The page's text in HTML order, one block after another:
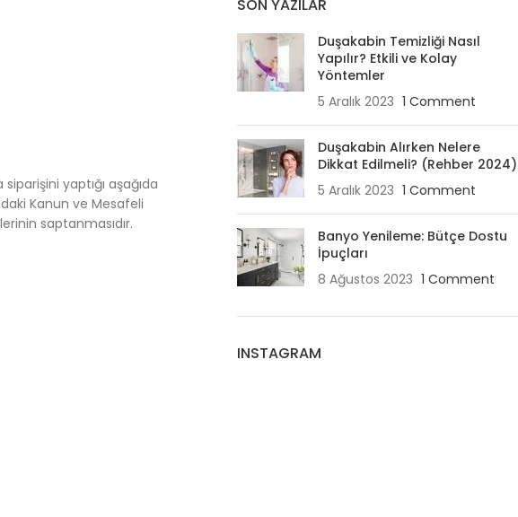
yaptığı aşağıda
Kanun ve Mesafeli
saptanmasıdır.
SON YAZILAR
Duşakabin Temizliği Nasıl
Yapılır? Etkili ve Kolay
Yöntemler
5 Aralık 2023 1 Comment
Duşakabin Alırken Nelere
Dikkat Edilmeli? (Rehber 2024)
5 Aralık 2023 1 Comment
Banyo Yenileme: Bütçe Dostu
İpuçları
8 Ağustos 2023 1 Comment
INSTAGRAM